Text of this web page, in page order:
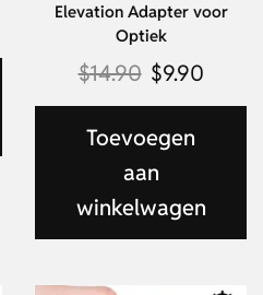
Elevation Adapter voor
Optiek
$14.90 $9.90
Toevoegen
aan
winkelwagen